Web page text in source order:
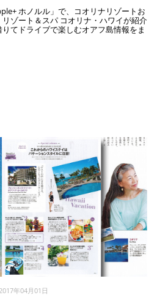
ホノルル」で、コオリナリゾートお
ゾート＆スパ コオリナ・ハワイが紹介
てドライブで楽しむオアフ島情報をま
年04月01日